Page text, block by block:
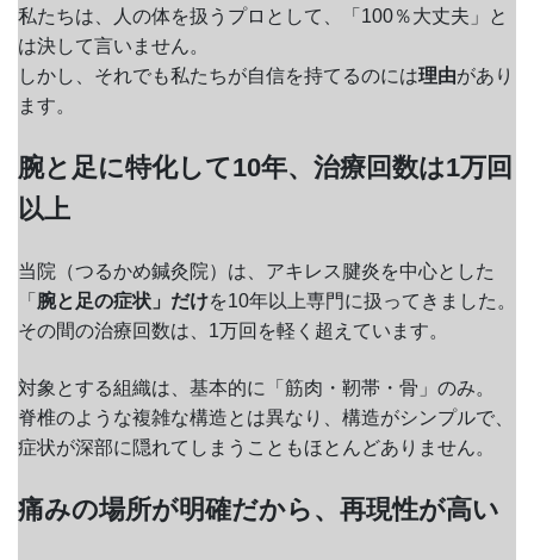
私たちは、人の体を扱うプロとして、「100％大丈夫」と
は決して言いません。
しかし、それでも私たちが自信を持てるのには理由があり
ます。
腕と足に特化して10年、治療回数は1万回
以上
当院（つるかめ鍼灸院）は、アキレス腱炎を中心とした
「 腕と足の症状」だけを10年以上専門に扱ってきました。
その間の治療回数は、1万回を軽く超えています。
対象とする組織は、基本的に「筋肉・靭帯・骨」のみ。
脊椎のような複雑な構造とは異なり、構造がシンプルで、
症状が深部に隠れてしまうこともほとんどありません。
痛みの場所が明確だから、再現性が高い